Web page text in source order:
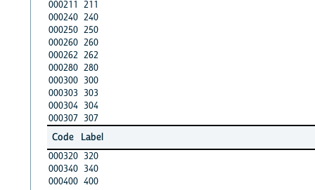
000211 211
000240 240
000250 250
000260 260
000262 262
000280 280
000300 300
000303 303
000304 304
000307 307
Code
Label
000320 320
000340 340
000400 400